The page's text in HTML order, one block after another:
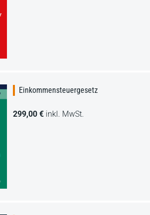
Einkommensteuergesetz
299,00 € inkl. MwSt.